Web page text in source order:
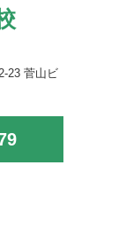
23 菅山ビ